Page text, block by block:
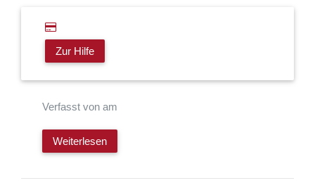
Zur Hilfe
Verfasst von am
Weiterlesen